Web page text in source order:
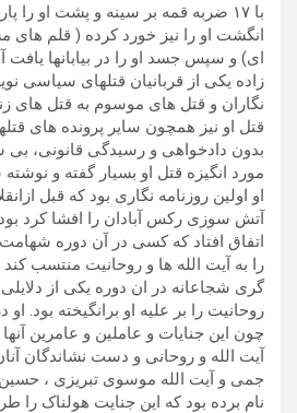
با ۱۷ ضربه قمه بر سینه و پشت او را
انگشت او را نیز خورد کرده ( قلم های
ای) و سپس جسد او را در بیابانها یافت
زاده یکی از قربانیان قتلهای سیاسی
نگاران و قتل های موسوم به قتل های
قتل او نیز همچون سایر پرونده های
بدون دادخواهی و رسیدگی قانونی، بی
مورد انگیزه قتل او بسیار گفته و
آتش سوزی رکس آبادان را افشا کرد
اتفاق افتاد که کسی در آن دوره
را به آیت الله ها و روحانیت منتسب
گری شجاعانه در ان دوره یکی از
روحانیت را بر علیه او برانگیخته بود. او
چون این جنایات و عاملین و عامرین آنها
آیت الله و روحانی و دست نشاندگان
جمی و آیت الله موسوی تبریزی ، حسین
نام برده بود که این جنایت هولناک را